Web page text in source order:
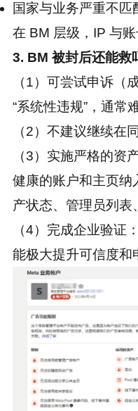
国家与业务严重不匹
在 BM 层级，IP 与账
3. BM 被封后还能救
（1）可尝试申诉（
“系统性违规”，通常
（2）不建议继续在
（3）实施严格的资
健康的账户和主页纳
产状态、管理员列表
（4）完成企业验证
能极大提升可信度和